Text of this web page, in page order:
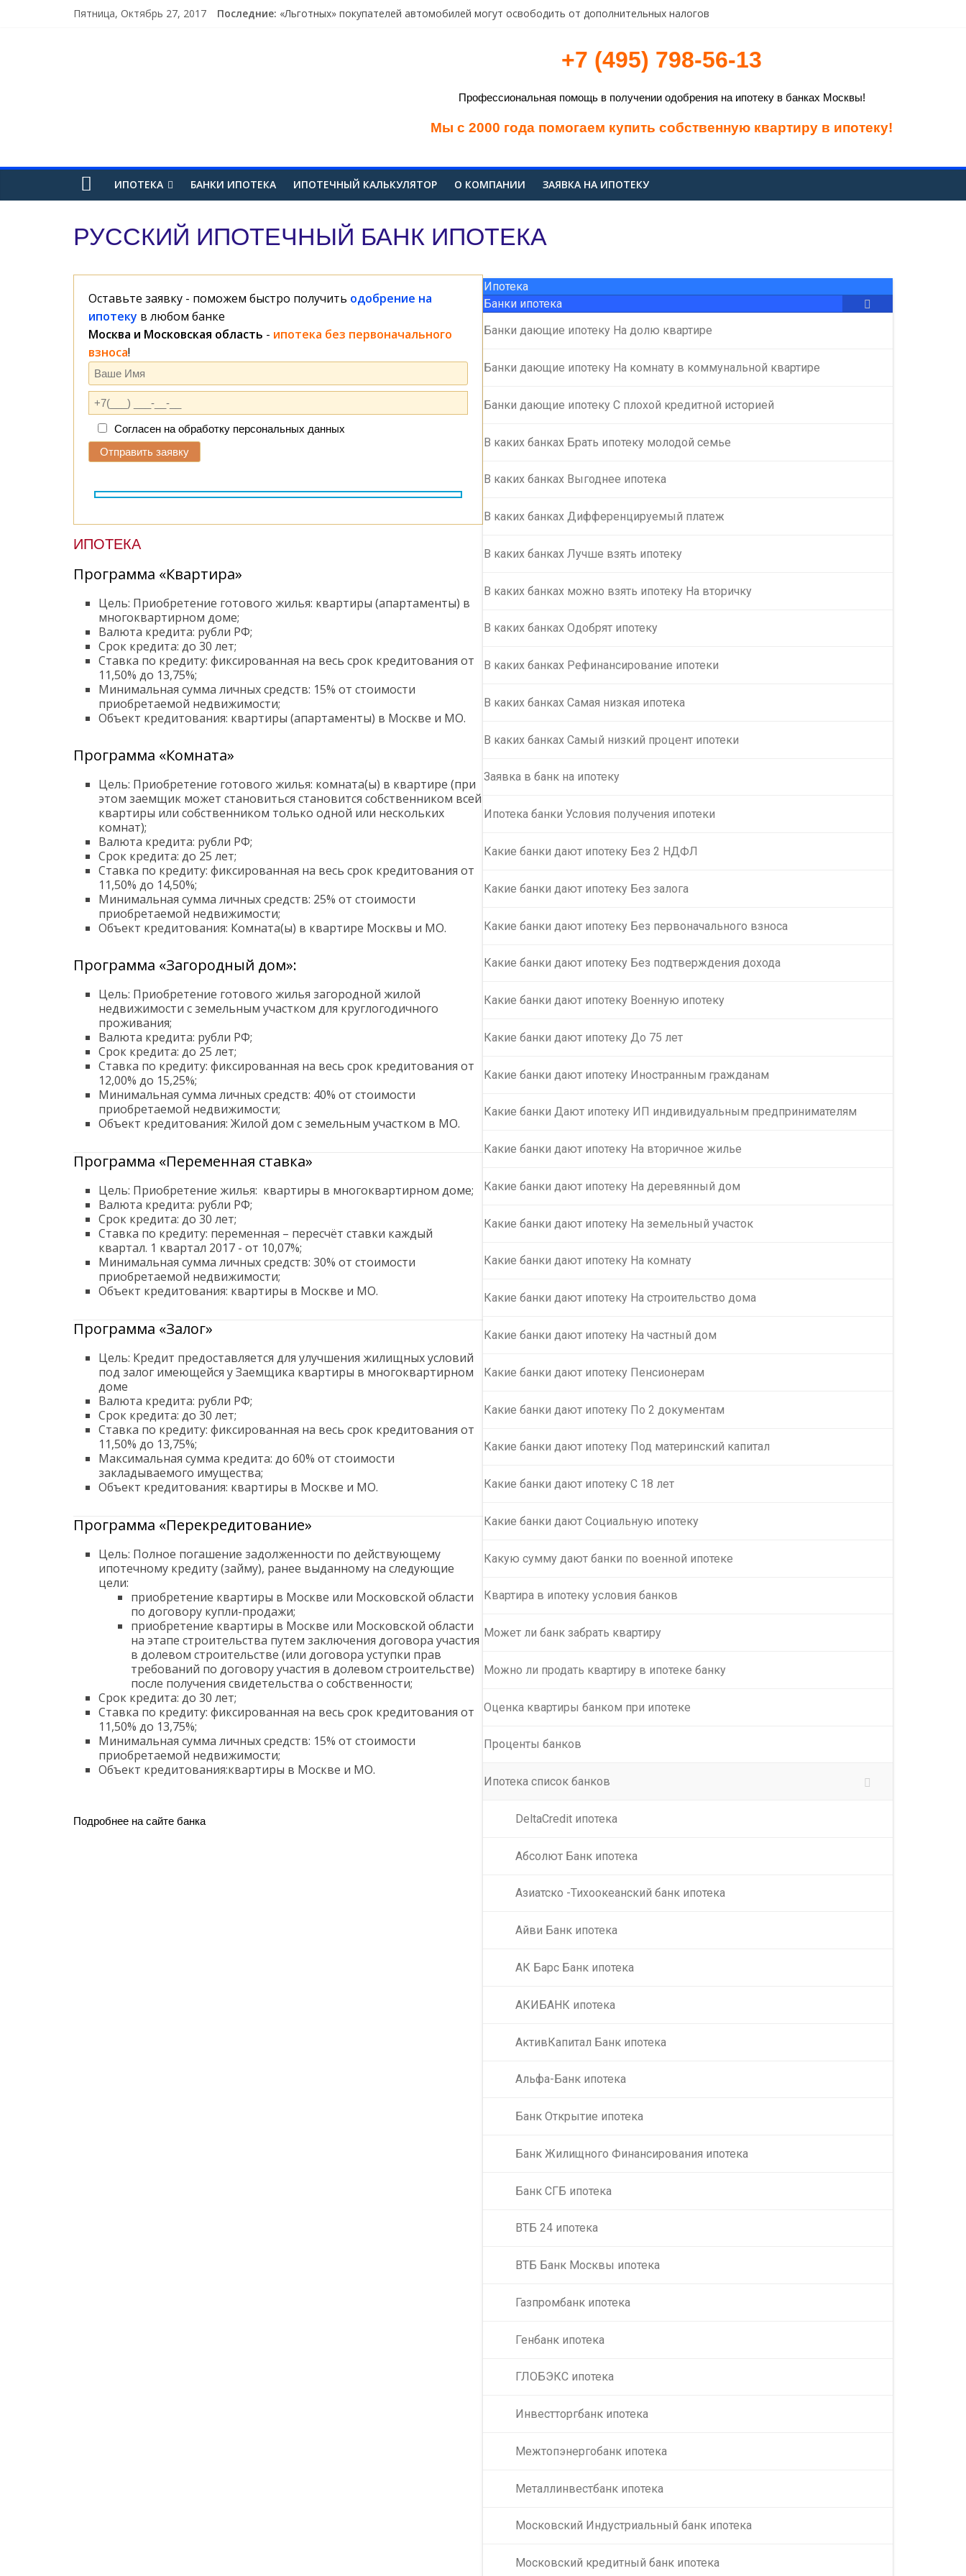
Пятница, Октябрь 27, 2017 Последние: «Льготных» покупателей автомобилей могут освободить от дополнительных налогов
Аналитики: снижение ключевой ставки на полпроцента способно оказать давление на рубль
+7 (495) 798-56-13
Профессиональная помощь в получении одобрения на ипотеку в банках Москвы!
Мы с 2000 года помогаем купить собственную квартиру в ипотеку!
ИПОТЕКА БАНКИ ИПОТЕКА ИПОТЕЧНЫЙ КАЛЬКУЛЯТОР О КОМПАНИИ ЗАЯВКА НА ИПОТЕКУ
РУССКИЙ ИПОТЕЧНЫЙ БАНК ИПОТЕКА
Оставьте заявку - поможем быстро получить одобрение на
ипотеку в любом банке
Москва и Московская область - ипотека без первоначального
взноса!
Согласен на обработку персональных данных
ИПОТЕКА
Программа «Квартира»
Цель: Приобретение готового жилья: квартиры (апартаменты) в
многоквартирном доме;
Валюта кредита: рубли РФ;
Срок кредита: до 30 лет;
Ставка по кредиту: фиксированная на весь срок кредитования от
11,50% до 13,75%;
Минимальная сумма личных средств: 15% от стоимости
приобретаемой недвижимости;
Объект кредитования: квартиры (апартаменты) в Москве и МО.
Программа «Комната»
Цель: Приобретение готового жилья: комната(ы) в квартире (при
этом заемщик может становиться становится собственником всей
квартиры или собственником только одной или нескольких
комнат);
Валюта кредита: рубли РФ;
Срок кредита: до 25 лет;
Ставка по кредиту: фиксированная на весь срок кредитования от
11,50% до 14,50%;
Минимальная сумма личных средств: 25% от стоимости
приобретаемой недвижимости;
Объект кредитования: Комната(ы) в квартире Москвы и МО.
Программа «Загородный дом»:
Цель: Приобретение готового жилья загородной жилой
недвижимости с земельным участком для круглогодичного
проживания;
Валюта кредита: рубли РФ;
Срок кредита: до 25 лет;
Ставка по кредиту: фиксированная на весь срок кредитования от
12,00% до 15,25%;
Минимальная сумма личных средств: 40% от стоимости
приобретаемой недвижимости;
Объект кредитования: Жилой дом с земельным участком в МО.
Программа «Переменная ставка»
Цель: Приобретение жилья: квартиры в многоквартирном доме;
Валюта кредита: рубли РФ;
Срок кредита: до 30 лет;
Ставка по кредиту: переменная – пересчёт ставки каждый
квартал. 1 квартал 2017 - от 10,07%;
Минимальная сумма личных средств: 30% от стоимости
приобретаемой недвижимости;
Объект кредитования: квартиры в Москве и МО.
Программа «Залог»
Цель: Кредит предоставляется для улучшения жилищных условий
под залог имеющейся у Заемщика квартиры в многоквартирном
доме
Валюта кредита: рубли РФ;
Срок кредита: до 30 лет;
Ставка по кредиту: фиксированная на весь срок кредитования от
11,50% до 13,75%;
Максимальная сумма кредита: до 60% от стоимости
закладываемого имущества;
Объект кредитования: квартиры в Москве и МО.
Программа «Перекредитование»
Цель: Полное погашение задолженности по действующему
ипотечному кредиту (займу), ранее выданному на следующие
цели:
приобретение квартиры в Москве или Московской области
по договору купли-продажи;
приобретение квартиры в Москве или Московской области
на этапе строительства путем заключения договора участия
в долевом строительстве (или договора уступки прав
требований по договору участия в долевом строительстве)
после получения свидетельства о собственности;
Срок кредита: до 30 лет;
Ставка по кредиту: фиксированная на весь срок кредитования от
11,50% до 13,75%;
Минимальная сумма личных средств: 15% от стоимости
приобретаемой недвижимости;
Объект кредитования:квартиры в Москве и МО.
Подробнее на сайте банка
Ипотека
Банки ипотека
Банки дающие ипотеку На долю квартире
Банки дающие ипотеку На комнату в коммунальной квартире
Банки дающие ипотеку С плохой кредитной историей
В каких банках Брать ипотеку молодой семье
В каких банках Выгоднее ипотека
В каких банках Дифференцируемый платеж
В каких банках Лучше взять ипотеку
В каких банках можно взять ипотеку На вторичку
В каких банках Одобрят ипотеку
В каких банках Рефинансирование ипотеки
В каких банках Самая низкая ипотека
В каких банках Самый низкий процент ипотеки
Заявка в банк на ипотеку
Ипотека банки Условия получения ипотеки
Какие банки дают ипотеку Без 2 НДФЛ
Какие банки дают ипотеку Без залога
Какие банки дают ипотеку Без первоначального взноса
Какие банки дают ипотеку Без подтверждения дохода
Какие банки дают ипотеку Военную ипотеку
Какие банки дают ипотеку До 75 лет
Какие банки дают ипотеку Иностранным гражданам
Какие банки Дают ипотеку ИП индивидуальным предпринимателям
Какие банки дают ипотеку На вторичное жилье
Какие банки дают ипотеку На деревянный дом
Какие банки дают ипотеку На земельный участок
Какие банки дают ипотеку На комнату
Какие банки дают ипотеку На строительство дома
Какие банки дают ипотеку На частный дом
Какие банки дают ипотеку Пенсионерам
Какие банки дают ипотеку По 2 документам
Какие банки дают ипотеку Под материнский капитал
Какие банки дают ипотеку С 18 лет
Какие банки дают Социальную ипотеку
Какую сумму дают банки по военной ипотеке
Квартира в ипотеку условия банков
Может ли банк забрать квартиру
Можно ли продать квартиру в ипотеке банку
Оценка квартиры банком при ипотеке
Проценты банков
Ипотека список банков
DeltaCredit ипотека
Абсолют Банк ипотека
Азиатско -Тихоокеанский банк ипотека
Айви Банк ипотека
АК Барс Банк ипотека
АКИБАНК ипотека
АктивКапитал Банк ипотека
Альфа-Банк ипотека
Банк Открытие ипотека
Банк Жилищного Финансирования ипотека
Банк СГБ ипотека
ВТБ 24 ипотека
ВТБ Банк Москвы ипотека
Газпромбанк ипотека
Генбанк ипотека
ГЛОБЭКС ипотека
Инвестторгбанк ипотека
Межтопэнергобанк ипотека
Металлинвестбанк ипотека
Московский Индустриальный банк ипотека
Московский кредитный банк ипотека